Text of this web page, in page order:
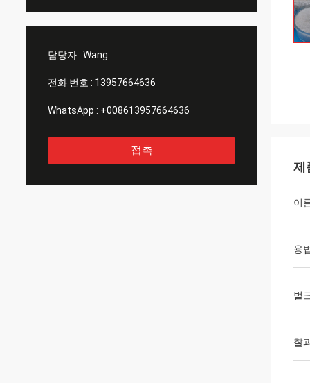
담당자 : Wang
전화 번호 : 13957664636
WhatsApp : +008613957664636
접촉
제
이
용
벌
찰